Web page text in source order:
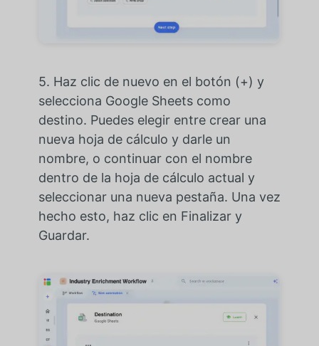
5. Haz clic de nuevo en el botón (+) y
selecciona Google Sheets como
destino. Puedes elegir entre crear una
nueva hoja de cálculo y darle un
nombre, o continuar con el nombre
dentro de la hoja de cálculo actual y
seleccionar una nueva pestaña. Una vez
hecho esto, haz clic en Finalizar y
Guardar.